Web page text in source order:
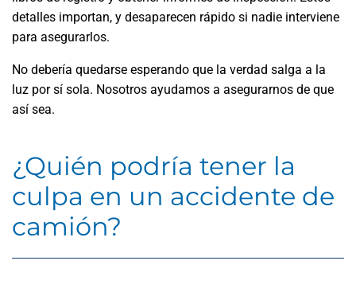
detalles importan, y desaparecen rápido si nadie interviene
para asegurarlos.
No debería quedarse esperando que la verdad salga a la
luz por sí sola. Nosotros ayudamos a asegurarnos de que
así sea.
¿Quién podría tener la
culpa en un accidente de
camión?